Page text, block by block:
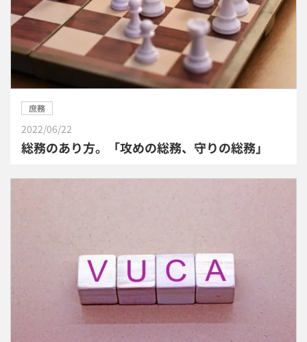
庶務
2022/06/22
総務のあり方。「攻めの総務、守りの総務」